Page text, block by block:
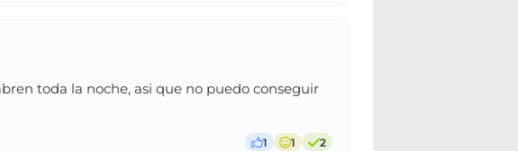
toda la noche, asi que no puedo conseguir
1 1 2